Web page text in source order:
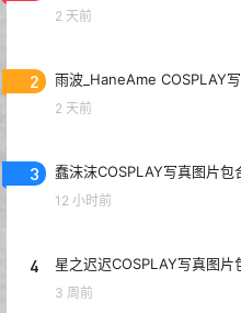
2 天前
2 雨波_HaneAme COSPLAY
2 天前
3 蠢沫沫COSPLAY写真图片
12 小时前
4 星之迟迟COSPLAY写真图
3 周前